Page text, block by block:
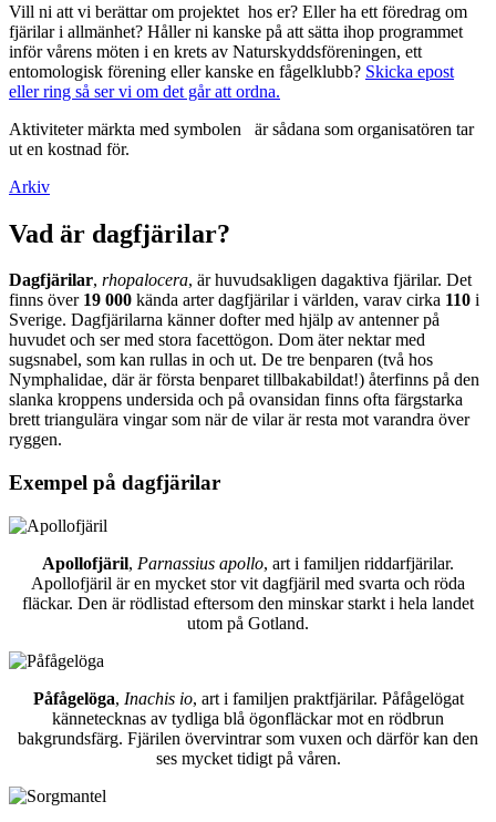
Vill ni att vi berättar om projektet hos er? Eller ha ett föredrag om
fjärilar i allmänhet? Håller ni kanske på att sätta ihop programmet
inför vårens möten i en krets av Naturskyddsföreningen, ett
entomologisk förening eller kanske en fågelklubb? Skicka epost
eller ring så ser vi om det går att ordna.
Aktiviteter märkta med symbolen
är sådana som organisatören tar
ut en kostnad för.
Arkiv
Vad är dagfjärilar?
Dagfjärilar, rhopalocera, är huvudsakligen dagaktiva fjärilar. Det
finns över 19 000 kända arter dagfjärilar i världen, varav cirka 110 i
Sverige. Dagfjärilarna känner dofter med hjälp av antenner på
huvudet och ser med stora facettögon. Dom äter nektar med
sugsnabel, som kan rullas in och ut. De tre benparen (två hos
Nymphalidae, där är första benparet tillbakabildat!) återfinns på den
slanka kroppens undersida och på ovansidan finns ofta färgstarka
brett triangulära vingar som när de vilar är resta mot varandra över
ryggen.
Exempel på dagfjärilar
Apollofjäril, Parnassius apollo, art i familjen riddarfjärilar.
Apollofjäril är en mycket stor vit dagfjäril med svarta och röda
fläckar. Den är rödlistad eftersom den minskar starkt i hela landet
utom på Gotland.
Påfågelöga, Inachis io, art i familjen praktfjärilar. Påfågelögat
kännetecknas av tydliga blå ögonfläckar mot en rödbrun
bakgrundsfärg. Fjärilen övervintrar som vuxen och därför kan den
ses mycket tidigt på våren.